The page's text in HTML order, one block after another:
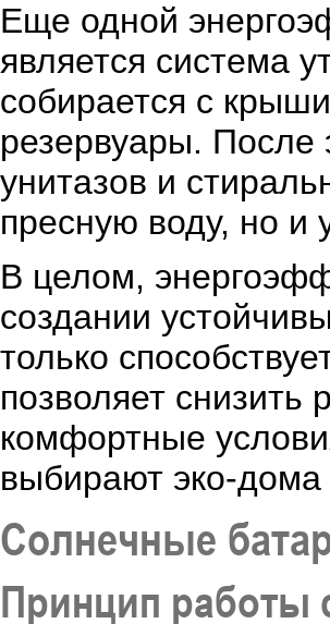
Еще одной
является система
собирается с
резервуары. После
унитазов и
пресную воду, но и
В целом,
создании
только
позволяет
комфортные
выбирают эко-
Солнечные
Принцип работы